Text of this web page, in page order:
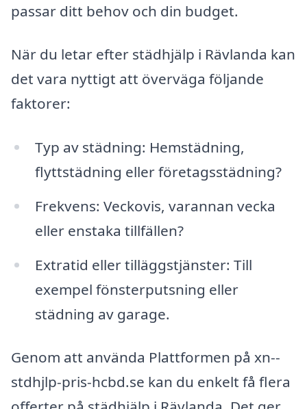
passar ditt behov och din budget.
När du letar efter städhjälp i Rävlanda kan
det vara nyttigt att överväga följande
faktorer:
Typ av städning: Hemstädning,
flyttstädning eller företagsstädning?
Frekvens: Veckovis, varannan vecka
eller enstaka tillfällen?
Extratid eller tilläggstjänster: Till
exempel fönsterputsning eller
städning av garage.
Genom att använda Plattformen på xn--
stdhjlp-pris-hcbd.se kan du enkelt få flera